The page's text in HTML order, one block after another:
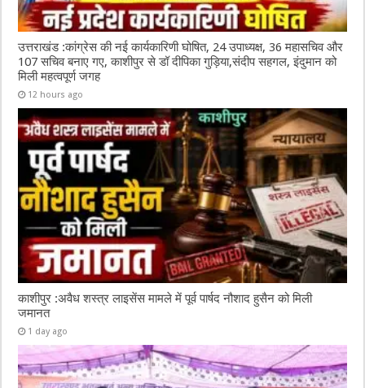
उत्तराखंड :कांग्रेस की नई कार्यकारिणी घोषित, 24 उपाध्यक्ष, 36 महासचिव और
107 सचिव बनाए गए, काशीपुर से डॉ दीपिका गुड़िया,संदीप सहगल, इंदुमान को
मिली महत्वपूर्ण जगह
12 hours ago
काशीपुर :अवैध शस्त्र लाइसेंस मामले में पूर्व पार्षद नौशाद हुसैन को मिली
जमानत
1 day ago